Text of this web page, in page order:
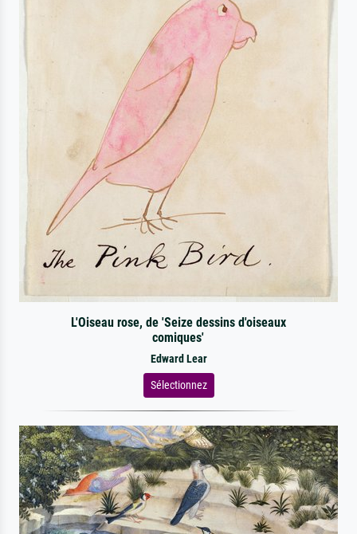
L'Oiseau rose, de 'Seize dessins d'oiseaux
comiques'
Edward Lear
Sélectionnez